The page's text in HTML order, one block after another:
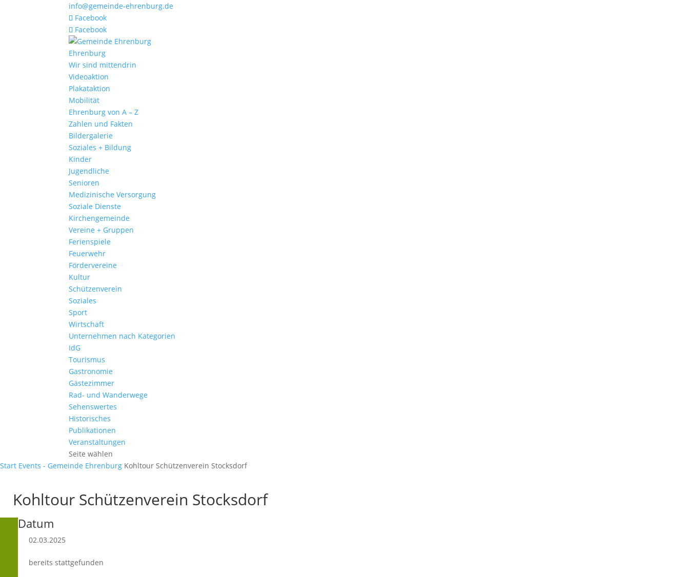
info@gemeinde-ehrenburg.de
Facebook
Facebook
Ehrenburg
Wir sind mittendrin
Videoaktion
Plakataktion
Mobilität
Ehrenburg von A – Z
Zahlen und Fakten
Bildergalerie
Soziales + Bildung
Kinder
Jugendliche
Senioren
Medizinische Versorgung
Soziale Dienste
Kirchengemeinde
Vereine + Gruppen
Ferienspiele
Feuerwehr
Fördervereine
Kultur
Schützenverein
Soziales
Sport
Wirtschaft
Unternehmen nach Kategorien
IdG
Tourismus
Gastronomie
Gästezimmer
Rad- und Wanderwege
Sehenswertes
Historisches
Publikationen
Veranstaltungen
Seite wählen
Start Events - Gemeinde Ehrenburg Kohltour Schützenverein Stocksdorf
Kohltour Schützenverein Stocksdorf
Datum
02.03.2025
bereits stattgefunden